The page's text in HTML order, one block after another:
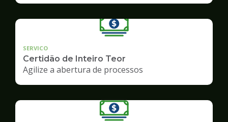
SERVICO
Certidão de Inteiro Teor
Agilize a abertura de processos